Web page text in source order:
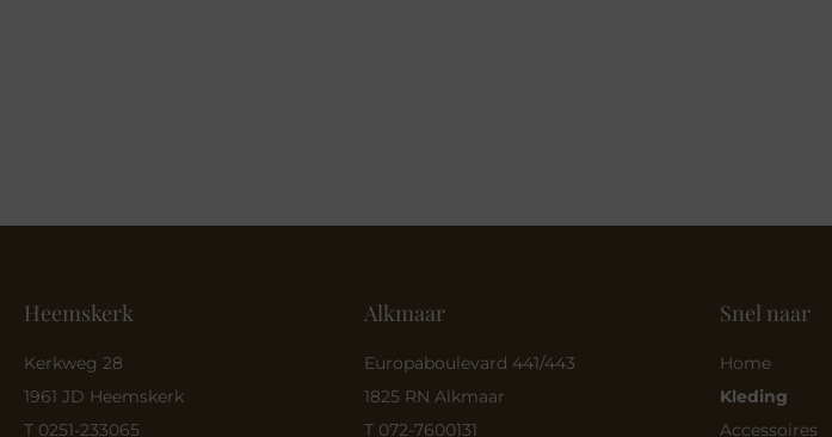
Heemskerk
Kerkweg 28
1961 JD Heemskerk
T 0251-233065
Alkmaar
Europaboulevard 441/443
1825 RN Alkmaar
T 072-7600131
Snel naar
Home
Kleding
Accessoires